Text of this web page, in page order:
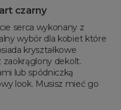
czarny
serca wykonany z
wybór dla kobiet które
kryształkowe
zaokrąglony dekolt.
lub spódniczką
look. Musisz mieć go